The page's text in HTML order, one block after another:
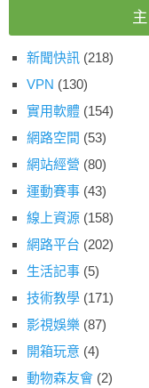
新聞快訊 (218)
VPN (130)
實用軟體 (154)
網路空間 (53)
網站經營 (80)
運動賽事 (43)
線上資源 (158)
網路平台 (202)
生活記事 (5)
技術教學 (171)
影視娛樂 (87)
開箱玩意 (4)
動物森友會 (2)